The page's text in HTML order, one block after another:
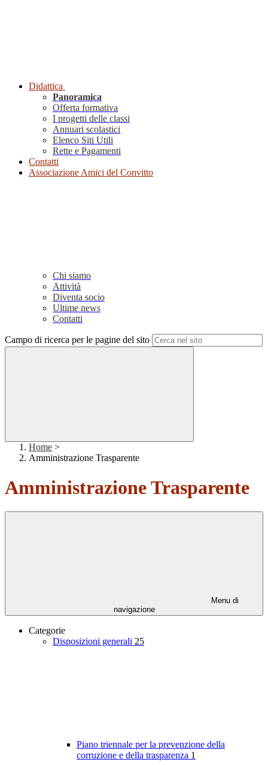
Didattica
Panoramica
Offerta formativa
I progetti delle classi
Annuari scolastici
Elenco Siti Utili
Rette e Pagamenti
Contatti
Associazione Amici del Convitto
Chi siamo
Attività
Diventa socio
Ultime news
Contatti
Campo di ricerca per le pagine del sito
Home >
Amministrazione Trasparente
Amministrazione Trasparente
Menu di
navigazione
Categorie
Disposizioni generali 25
Piano triennale per la prevenzione della
corruzione e della trasparenza 1